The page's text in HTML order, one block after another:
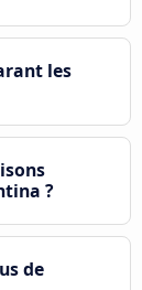
les
?
de